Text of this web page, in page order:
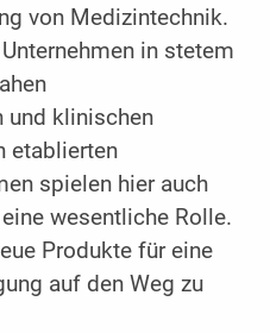
von Medizintechnik.
in stetem
und klinischen
etablierten
spielen hier auch
wesentliche Rolle.
Produkte für eine
auf den Weg zu